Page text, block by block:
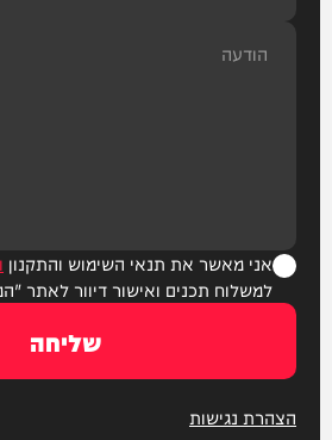
אני מאשר את תנאי השימוש והתקנון
למשלוח תכנים ואישור דיוור לאתר
שליחה
הצהרת נגישות